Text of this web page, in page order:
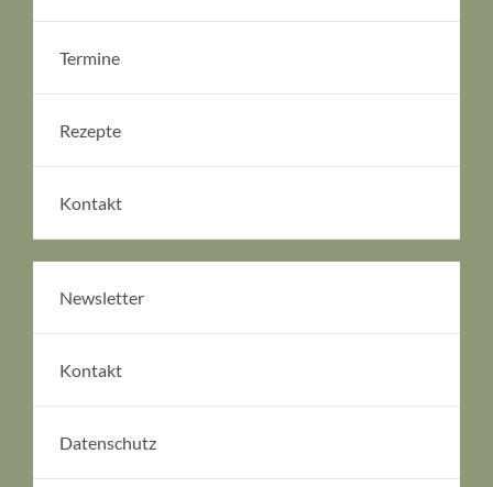
Termine
Rezepte
Kontakt
Newsletter
Kontakt
Datenschutz